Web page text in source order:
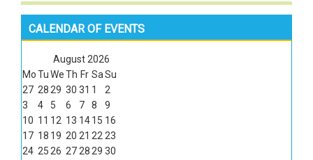
CALENDAR OF EVENTS
August2026
MoTuWeTh Fr SaSu
27 2829 30 31 1
2
3
4 5 6 7 8
9
10 11 12 13 1415 16
17 18 19 20 21 2223
24 2526 272829 30